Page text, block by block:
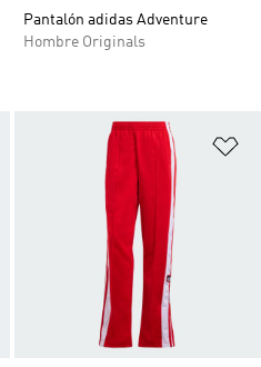
Pantalón adidas Adventure
Hombre Originals
Añadir a la lista de deseos